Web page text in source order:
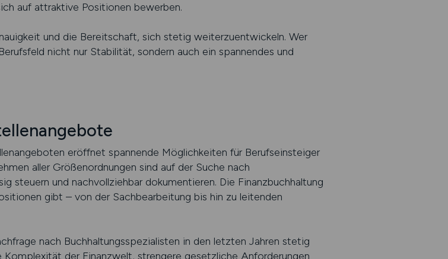
auf attraktive Positionen bewerben.
und die Bereitschaft, sich stetig weiterzuentwickeln. Wer
nicht nur Stabilität, sondern auch ein spannendes und
eröffnet spannende Möglichkeiten für Berufseinsteiger
aller Größenordnungen sind auf der Suche nach
steuern und nachvollziehbar dokumentieren. Die Finanzbuchhaltung
gibt – von der Sachbearbeitung bis hin zu leitenden
nach Buchhaltungsspezialisten in den letzten Jahren stetig
der Finanzwelt, strengere gesetzliche Anforderungen